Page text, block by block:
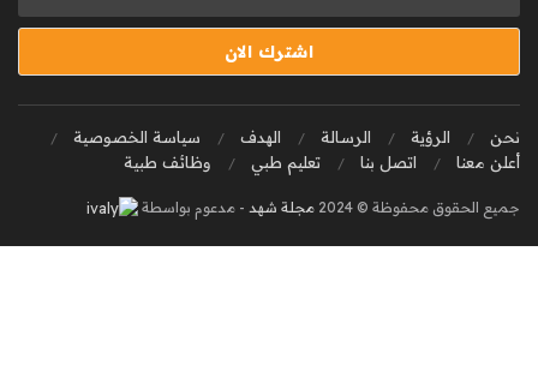
نحن الرؤية الرسالة الهدف
سياسة الخصوصية
أعلن معنا
اتصل بنا تعليم طبي وظائف طبية
جميع الحقوق محفوظة © 2024 مجلة شهد - مدعوم بواسطة